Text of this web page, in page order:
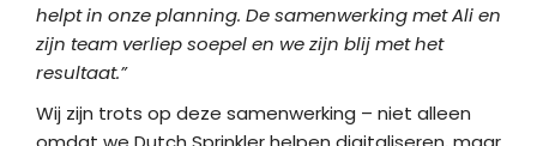
helpt in onze planning. De samenwerking met Ali en
zijn team verliep soepel en we zijn blij met het
resultaat.”
Wij zijn trots op deze samenwerking – niet alleen